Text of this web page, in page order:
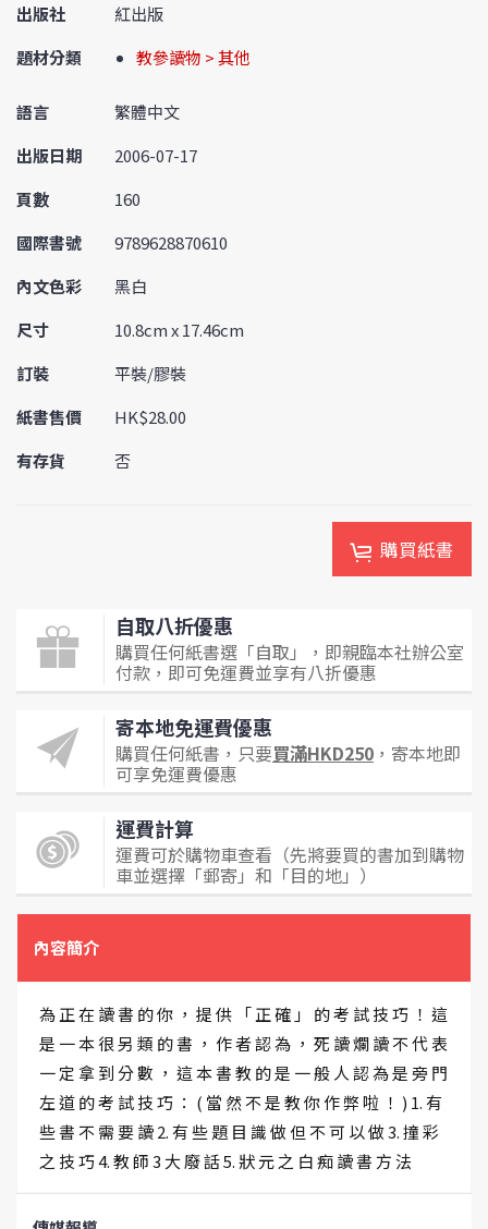
出版社
紅出版
題材分類
教參讀物 > 其他
語言
繁體中文
出版日期
2006-07-17
頁數
160
國際書號
9789628870610
內文色彩
黑白
尺寸
10.8cm x 17.46cm
訂裝
平裝/膠裝
紙書售價
HK$28.00
有存貨
否
購買紙書
自取八折優惠
購買任何紙書選「自取」，即親臨本社辦公室
付款，即可免運費並享有八折優惠
寄本地免運費優惠
購買任何紙書，只要買滿HKD250 ，寄本地即
可享免運費優惠
運費計算
運費可於購物車查看（先將要買的書加到購物
車並選擇「郵寄」和「目的地」）
內容簡介
為 正 在 讀 書 的 你 ， 提 供 「 正 確 」 的 考 試 技 巧 ！ 這
是 一 本 很 另 類 的 書 ， 作 者 認 為 ， 死 讀 爛 讀 不 代 表
一 定 拿 到 分 數 ， 這 本 書 教 的 是 一 般 人 認 為 是 旁 門
左 道 的 考 試 技 巧 ： ( 當 然 不 是 教 你 作 弊 啦 ！ ) 1. 有
些 書 不 需 要 讀 2. 有 些 題 目 識 做 但 不 可 以 做 3. 撞 彩
之 技 巧 4. 教 師 3 大 廢 話 5. 狀 元 之 白 痴 讀 書 方 法